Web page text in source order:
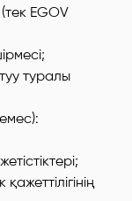
(тек EGOV
туралы
: